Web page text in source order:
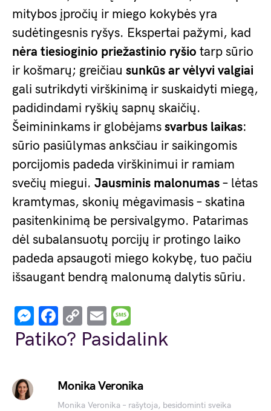
mitybos įpročių ir miego kokybės yra
sudėtingesnis ryšys. Ekspertai pažymi, kad
nėra tiesioginio priežastinio ryšio tarp sūrio
ir košmarų; greičiau sunkūs ar vėlyvi valgiai
gali sutrikdyti virškinimą ir suskaidyti miegą,
padidindami ryškių sapnų skaičių.
Šeimininkams ir globėjams svarbus laikas:
sūrio pasiūlymas anksčiau ir saikingomis
porcijomis padeda virškinimui ir ramiam
svečių miegui. Jausminis malonumas – lėtas
kramtymas, skonių mėgavimasis – skatina
pasitenkinimą be persivalgymo. Patarimas
dėl subalansuotų porcijų ir protingo laiko
padeda apsaugoti miego kokybę, tuo pačiu
išsaugant bendrą malonumą dalytis sūriu.
Messenger
Facebook
Copy
Link
Email
Patiko? Pasidalink
Monika Veronika
Monika Veronika – rašytoja, besidominti sveika